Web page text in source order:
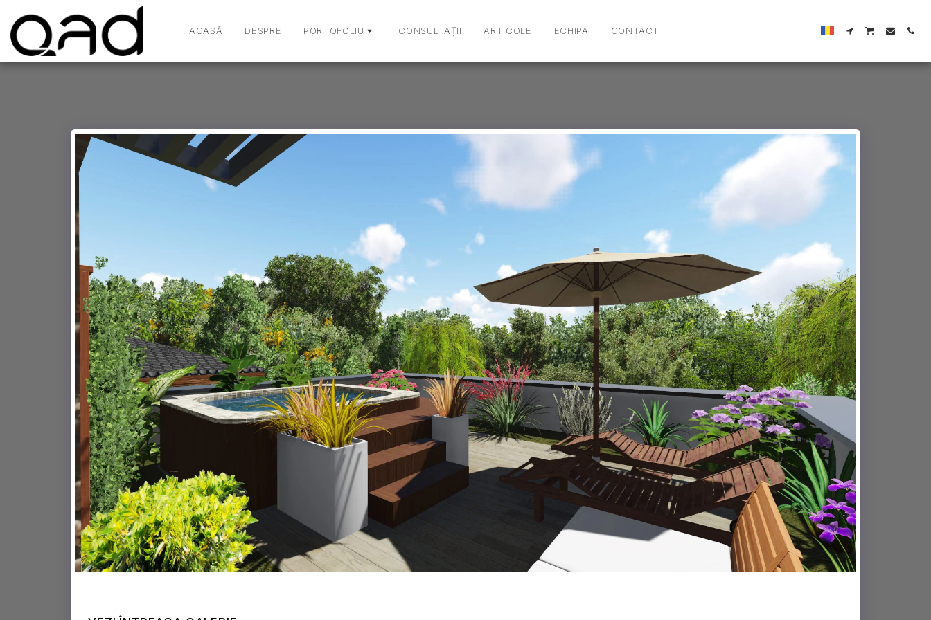
ACASĂ DESPRE PORTOFOLIU CONSULTAȚII ARTICOLE ECHIPA CONTACT